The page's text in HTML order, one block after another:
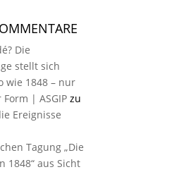
Die
stellt sich
wie 1848 – nur
| ASGIPzu
Ereignisse
Tagung „Die
1848“ aus Sicht